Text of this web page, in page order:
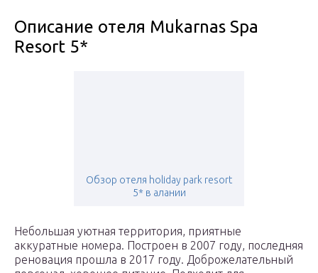
Описание отеля Mukarnas Spa
Resort 5*
Обзор отеля holiday park resort
5* в алании
Небольшая уютная территория, приятные
аккуратные номера. Построен в 2007 году, последняя
реновация прошла в 2017 году. Доброжелательный